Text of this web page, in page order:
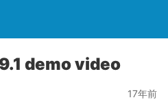
demo video
17年前